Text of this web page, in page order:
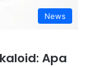
News
Apa